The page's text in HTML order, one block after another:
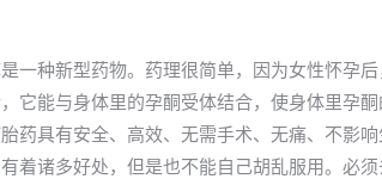
一种新型药物。药理很简单，因为女性怀孕
它能与身体里的孕酮受体结合，使身体里孕
药具有安全、高效、无需手术、无痛、不影
着诸多好处，但是也不能自己胡乱服用。必